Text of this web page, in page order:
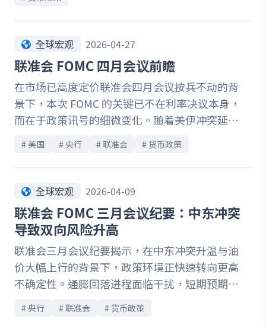
以及企业转嫁成本能力增强，BoJ 大幅上修未来
续推进货币政策正常化。然而，在通膨升温的同
时，日本经济也面临成长放缓压力，高油价正侵
蚀企业获利与家庭实质所得，使日本陷入「成长
偏弱、通膨偏强」的复杂环境。对市场而言，本
次会议的重点已不只是是否升息，而是 BoJ 对政
策方向的态度正在逐步改变。在全球央行政策分
歧扩大的背景下，日本货币政策的下一步，正成
为市场重新定价的重要变数。
全球宏观 2026-04-27
联准会 FOMC 四月会议前瞻
在市场已高度定价联准会四月会议按兵不动的背
景下，本次 FOMC 的关键已不在利率决议本身，
而在于政策讯号的细微变化。随着美伊冲突延
温，市场开始重新评估降息时点与政策空间。同
性，使联准会在通膨与就业之间的权衡更加复
杂。此外，主席交接与潜在政策框架调整，也为
中长期货币政策带来新的变数。本文将从通膨风
险、劳动市场动态与政策沟通三大面向切入，解
析联准会如何在高度不确定环境中调整决策逻
辑，并探讨其对市场预期与资产价格的潜在影
响。
# 美国 # 央行 # 联准会 # 货币政策
全球宏观 2026-04-09
联准会 FOMC 三月会议纪要：中东冲突
导致双向风险升高
联准会三月会议纪要揭示，在中东冲突升温与油
价大幅上行的背景下，政策环境正快速转向更高
不确定性。通膨回落进程面临干扰，短期预期擡
论。另一方面，劳动市场虽维持表面稳定，但结
# 央行 # 联准会 # 货币政策